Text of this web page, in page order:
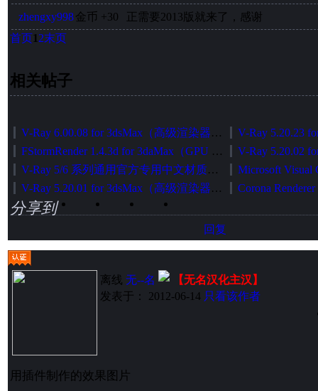
zhengxy998金币 +30
正需要2013版就来了，感谢
首页1 2末页
相关帖子
V-Ray 6.00.08 for 3dsMax（高级渲染器）中英文切换加强版（官方正式发布版）
FStormRender 1.4.3d for 3daMax（GPU 无偏渲染器）简体中文版[智能安装版]
V-Ray 5/6 系列通用官方专用中文材质库智能安装包
V-Ray 5.20.01 for 3dsMax（高级渲染器）中英文切换加强版（官方正式发布版）
分享到
回复
离线 无--名
【无名汉化主汉】
发表于： 2012-06-14 只看该作者
用插件制作的效果图片